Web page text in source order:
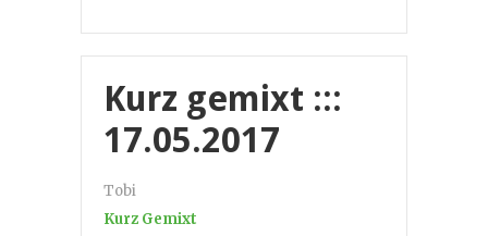
Kurz gemixt :::
17.05.2017
Tobi
Kurz Gemixt